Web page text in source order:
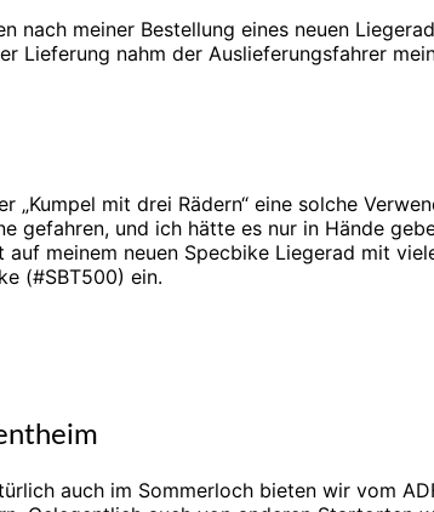
nach meiner Bestellung eines neuen
Lieferung nahm der Auslieferungsfahrer
mit drei Rädern“ eine solche
gefahren, und ich hätte es nur in Hände
meinem neuen Specbike Liegerad mit
(#SBT500) ein.
auch im Sommerloch bieten wir vom